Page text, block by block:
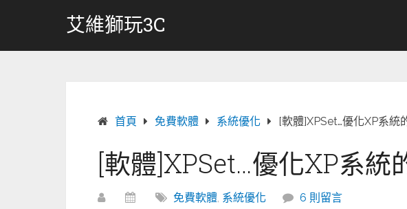
艾維獅玩3C
首頁 免費軟體 系統優化 [軟體]XPSet…優化XP系統
[軟體]XPSet…優化XP系統
免費軟體, 系統優化 6 則留言